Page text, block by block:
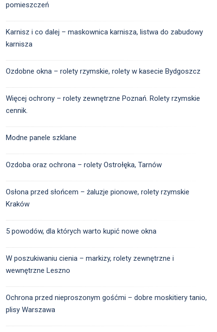
pomieszczeń
Karnisz i co dalej – maskownica karnisza, listwa do zabudowy
karnisza
Ozdobne okna – rolety rzymskie, rolety w kasecie Bydgoszcz
Więcej ochrony – rolety zewnętrzne Poznań. Rolety rzymskie
cennik.
Modne panele szklane
Ozdoba oraz ochrona – rolety Ostrołęka, Tarnów
Osłona przed słońcem – żaluzje pionowe, rolety rzymskie
Kraków
5 powodów, dla których warto kupić nowe okna
W poszukiwaniu cienia – markizy, rolety zewnętrzne i
wewnętrzne Leszno
Ochrona przed nieproszonym gośćmi – dobre moskitiery tanio,
plisy Warszawa